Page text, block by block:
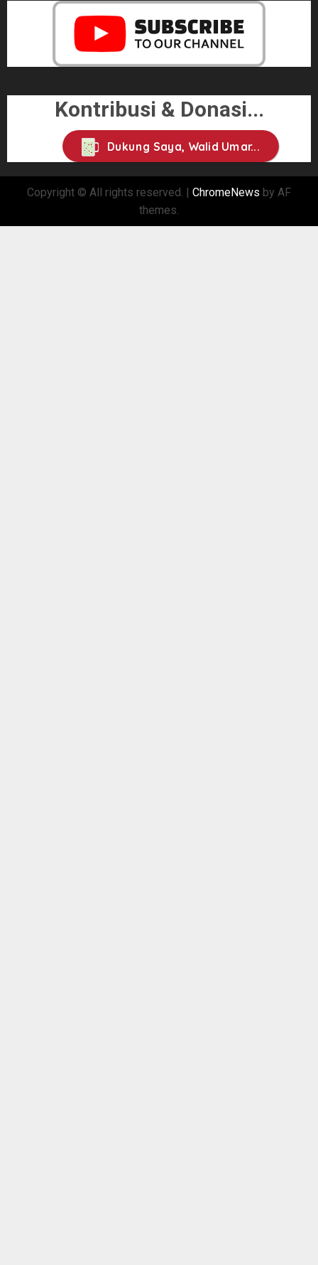
Kontribusi & Donasi...
Dukung Saya, Walid Umar...
Copyright © All rights reserved. | ChromeNews by AF
themes.